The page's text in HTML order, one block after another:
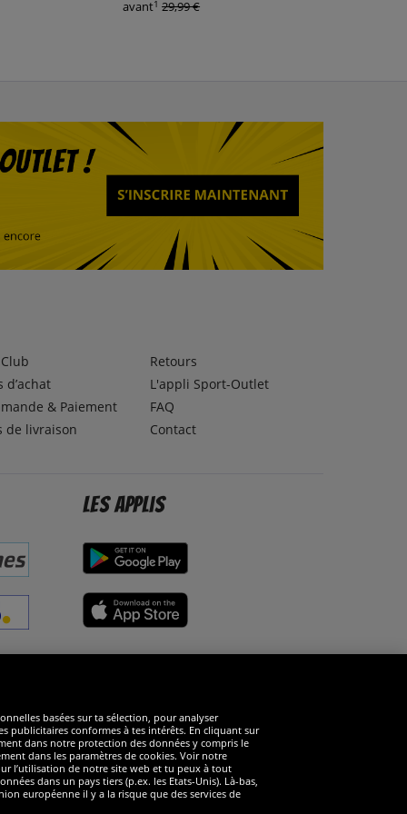
avant1 29,99 €
d’achat
& Paiement
de livraison
Retours
L'appli Sport-Outlet
FAQ
Contact
Les applis
basées sur ta sélection, pour analyser
publicitaires conformes à tes intérêts. En cliquant sur
dans notre protection des données y compris le
dans les paramètres de cookies. Voir notre
l’utilisation de notre site web et tu peux à tout
dans un pays tiers (p.ex. les Etats-Unis). Là-bas,
européenne il y a la risque que des services de